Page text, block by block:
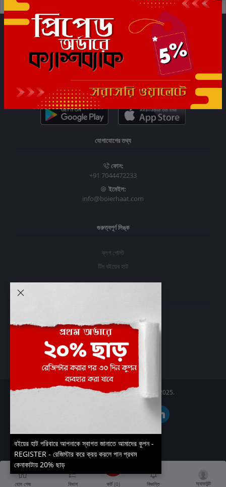
সাবস্ক্রাইব
যোগাযোগের তথ্য
ফোন:
+91 7044472233
ইমেইল:
info@boierhaat.com
গুরুত্বপূর্ণ লিঙ্ক
ব্লগ পোস্ট
টিম বইয়ের হাট
প্রবেশ করুন
অর্ডার ইতিহাস
আমার ইচ্ছাগুলি
অর্ডার ট্র্যাকিং
Boier Haat™ | © All rights reserved 2025.
হোম পেজ বিভাগ কার্ট (0) বিজ্ঞপ্তি অ্যাকাউন্ট
বইয়ের হাট পরিবারে আপনাকে স্বাগত জানাতে আমাদের কুপন -
REGISTER - রেজিস্টার করে ক্রয় করলে পান প্রথম
কেনাকাটায় 20% ছাড়